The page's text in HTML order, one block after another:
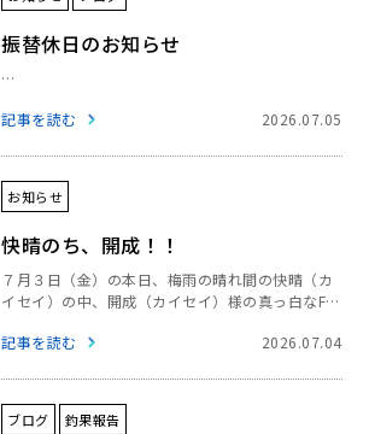
振替休日のお知らせ
…
2026.07.05
記事を読む
お知らせ
快晴のち、開成！！
７月３日（金）の本日、梅雨の晴れ間の快晴（カ
イセイ）の中、開成（カイセイ）様の真っ白なFX
真っ白なボディが青い空に映えます
そんな
2026.07.04
記事を読む
ブログ 釣果報告